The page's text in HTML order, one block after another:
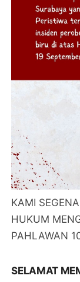
KAMI
HUKUM
PAHLAWAN
SELAMAT